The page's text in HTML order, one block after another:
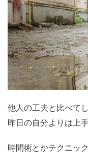
他人の工夫と比べて
昨日の自分よりは上
時間術とかテクニッ